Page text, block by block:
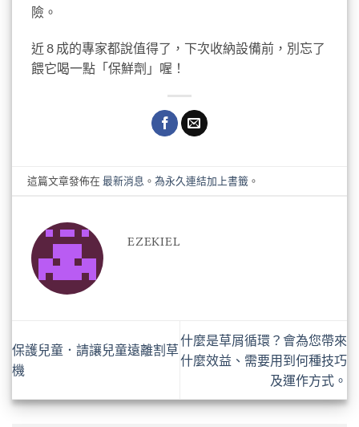
險。
近 8 成的專家都說值得了，下次收納設備前，別忘了
餵它喝一點「保鮮劑」喔！
這篇文章發佈在最新消息 。為永久連結加上書籤 。
EZEKIEL
保護兒童．請讓兒童遠離割草
機
什麼是草屑循環？會為您帶來
什麼效益、需要用到何種技巧
及運作方式。